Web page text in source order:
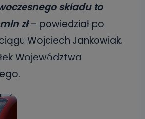
składu to
zł– powiedział po
Wojciech Jankowiak,
Województwa